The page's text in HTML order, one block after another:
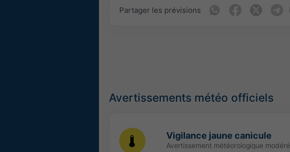
Partager les prévisions
Avertissements météo officiels
Vigilance jaune canicule
Avertissement météorologique modéré